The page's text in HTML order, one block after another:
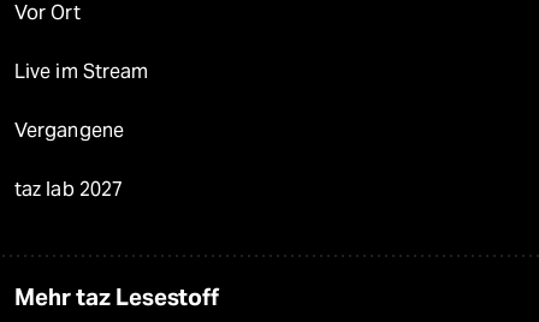
Vor Ort
Live im Stream
Vergangene
taz lab 2027
Mehr taz Lesestoff